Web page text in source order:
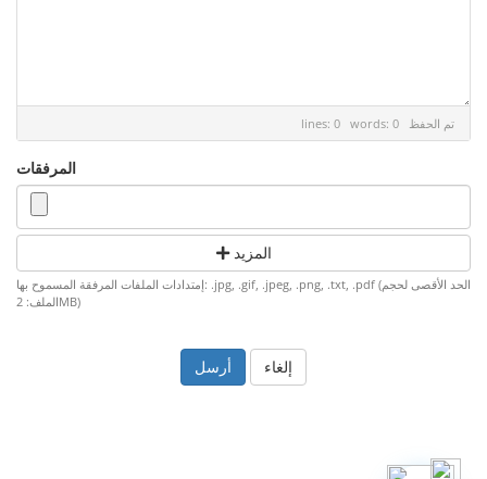
lines: 0 words: 0 تم الحفظ
المرفقات
المزيد
إمتدادات الملفات المرفقة المسموح بها: .jpg, .gif, .jpeg, .png, .txt, .pdf (الحد الأقصى لحجم
الملف: 2MB)
إلغاء